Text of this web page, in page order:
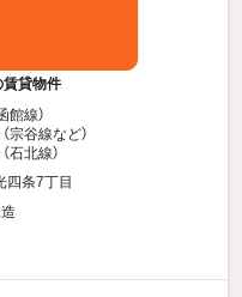
貸物件
館線）
宗谷線など）
石北線）
四条7丁目